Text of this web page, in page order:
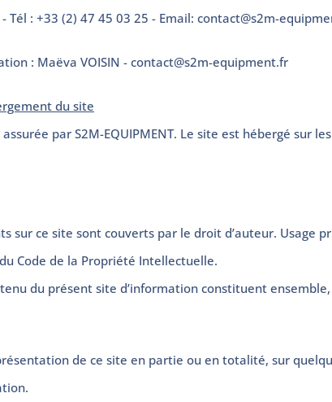
- Tél : +33 (2) 47 45 03 25 - Email: contact@s2m-
: Maëva VOISIN - contact@s2m-equipment.fr
du site
par S2M-EQUIPMENT. Le site est hébergé sur
sur ce site sont couverts par le droit d’auteur. Usage
Code de la Propriété Intellectuelle.
du présent site d’information constituent
de ce site en partie ou en totalité, sur